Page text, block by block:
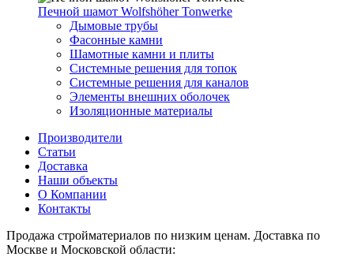
Печной шамот Wolfshöher Tonwerke
Дымовые трубы
Фасонные камни
Шамотные камни и плиты
Системные решения для топок
Системные решения для каналов
Элементы внешних оболочек
Изоляционные материалы
Производители
Статьи
Доставка
Наши объекты
О Компании
Контакты
Продажа стройматериалов по низким ценам. Доставка по
Москве и Московской области: